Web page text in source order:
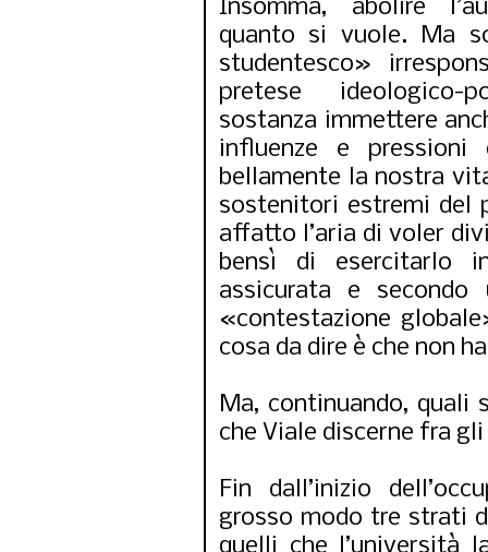
Insomma, abolire
quanto si vuole. Ma
studentesco»
pretese ideologico-
sostanza immettere
influenze e
bellamente la nostra
sostenitori estremi del
affatto l’aria di voler
bensì di esercitarlo
assicurata e
«contestazione
cosa da dire è che non
Ma, continuando,
che Viale discerne fra
Fin dall’inizio
grosso modo tre strati
quelli che l’università
Corso sugli